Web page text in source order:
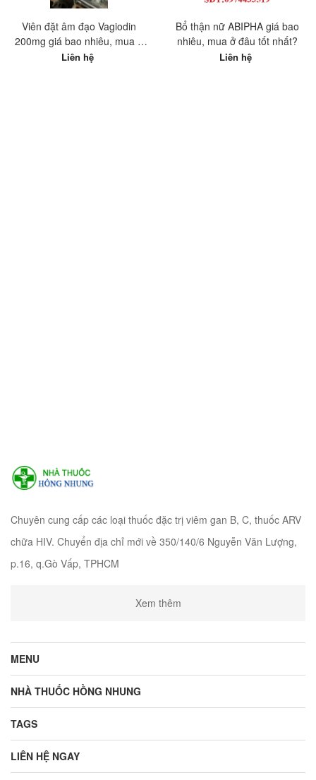
Viên đặt âm đạo Vagiodin
200mg giá bao nhiêu, mua ở
đâu tốt nhất?
Liên hệ
Bổ thận nữ ABIPHA giá bao
nhiêu, mua ở đâu tốt nhất?
Liên hệ
Chuyên cung cấp các loại thuốc đặc trị viêm gan B, C, thuốc ARV
chữa HIV. Chuyển địa chỉ mới về 350/140/6 Nguyễn Văn Lượng,
p.16, q.Gò Vấp, TPHCM
Xem thêm
MENU
NHÀ THUỐC HỒNG NHUNG
TAGS
LIÊN HỆ NGAY